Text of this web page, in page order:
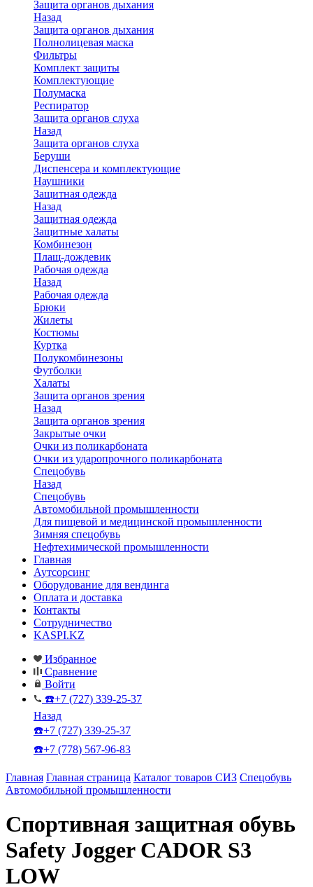
Защита органов дыхания
Назад
Защита органов дыхания
Полнолицевая маска
Фильтры
Комплект защиты
Комплектующие
Полумаска
Респиратор
Защита органов слуха
Назад
Защита органов слуха
Беруши
Диспенсера и комплектующие
Наушники
Защитная одежда
Назад
Защитная одежда
Защитные халаты
Комбинезон
Плащ-дождевик
Рабочая одежда
Назад
Рабочая одежда
Брюки
Жилеты
Костюмы
Куртка
Полукомбинезоны
Футболки
Халаты
Защита органов зрения
Назад
Защита органов зрения
Закрытые очки
Очки из поликарбоната
Очки из ударопрочного поликарбоната
Спецобувь
Назад
Спецобувь
Автомобильной промышленности
Для пищевой и медицинской промышленности
Зимняя спецобувь
Нефтехимической промышленности
Главная
Аутсорсинг
Оборудование для вендинга
Оплата и доставка
Контакты
Сотрудничество
KASPI.KZ
Избранное
Сравнение
Войти
☎️+7 (727) 339-25-37
Назад
☎️+7 (727) 339-25-37
☎️+7 (778) 567-96-83
Главная Главная страница Каталог товаров СИЗ Спецобувь
Автомобильной промышленности
Спортивная защитная обувь
Safety Jogger CADOR S3
LOW